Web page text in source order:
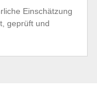
Einschätzung
geprüft und